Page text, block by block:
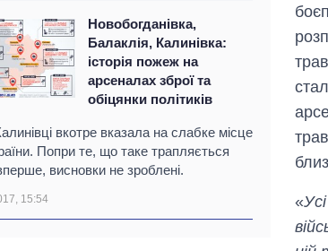
Новобогданівка,
Балаклія, Калинівка:
історія пожеж на
арсеналах зброї та
обіцянки політиків
вкотре вказала на слабке місце
Попри те, що таке трапляється
висновки не зроблені.
15:54 «